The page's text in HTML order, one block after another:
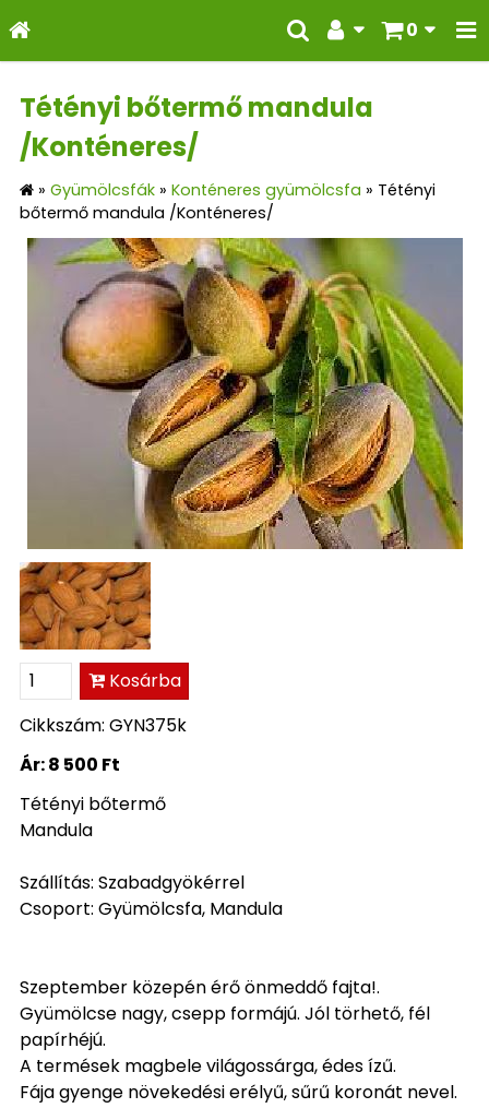
0
Tétényi bőtermő mandula
/Konténeres/
» Gyümölcsfák » Konténeres gyümölcsfa » Tétényi
bőtermő mandula /Konténeres/
Kosárba
Cikkszám: GYN375k
Ár:8 500 Ft
Tétényi bőtermő
Mandula
Szállítás: Szabadgyökérrel
Csoport: Gyümölcsfa, Mandula
Szeptember közepén érő önmeddő fajta!.
Gyümölcse nagy, csepp formájú. Jól törhető, fél
papírhéjú.
A termések magbele világossárga, édes ízű.
Fája gyenge növekedési erélyű, sűrű koronát nevel.